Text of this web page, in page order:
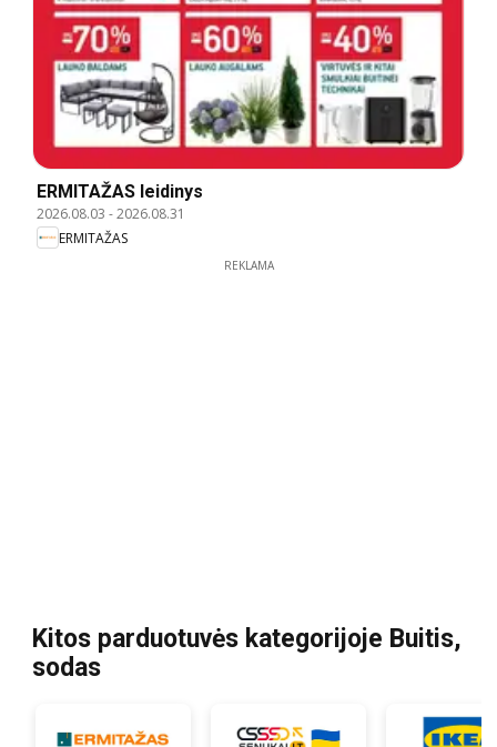
ERMITAŽAS leidinys
2026.08.03 -2026.08.31
ERMITAŽAS
REKLAMA
Kitos parduotuvės kategorijoje Buitis,
sodas